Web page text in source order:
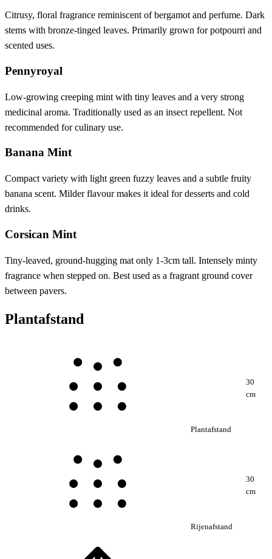
Citrusy, floral fragrance reminiscent of bergamot and perfume. Dark
stems with bronze-tinged leaves. Primarily grown for potpourri and
scented uses.
Pennyroyal
Low-growing creeping mint with tiny leaves and a very strong
medicinal aroma. Traditionally used as an insect repellent. Not
recommended for culinary use.
Banana Mint
Compact variety with light green fuzzy leaves and a subtle fruity
banana scent. Milder flavour makes it ideal for desserts and cold
drinks.
Corsican Mint
Tiny-leaved, ground-hugging mat only 1-3cm tall. Intensely minty
fragrance when stepped on. Best used as a fragrant ground cover
between pavers.
Plantafstand
Plantafstand
30
cm
Rijenafstand
30
cm